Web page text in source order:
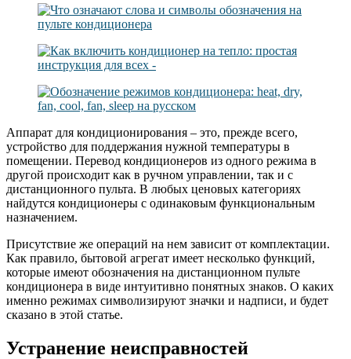
Аппарат для кондиционирования – это, прежде всего,
устройство для поддержания нужной температуры в
помещении. Перевод кондиционеров из одного режима в
другой происходит как в ручном управлении, так и с
дистанционного пульта. В любых ценовых категориях
найдутся кондиционеры с одинаковым функциональным
назначением.
Присутствие же операций на нем зависит от комплектации.
Как правило, бытовой агрегат имеет несколько функций,
которые имеют обозначения на дистанционном пульте
кондиционера в виде интуитивно понятных знаков. О каких
именно режимах символизируют значки и надписи, и будет
сказано в этой статье.
Устранение неисправностей